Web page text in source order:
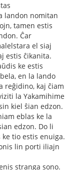
landon nomitan
tamen estis
Ĉar
el siaj
estis ĉikanita.
ke estis
en la lando
reĝidino, kaj ĉiam
la Yakamihime
kiel ŝian edzon.
eblas ke la
edzon. Do li
tio estis enuiga.
lin porti iliajn
stranga sono.